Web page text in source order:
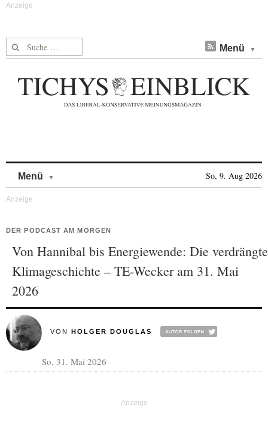
Suche nach: Menü
Menü So, 9. Aug 2026
DER PODCAST AM MORGEN
Von Hannibal bis Energiewende: Die verdrängte
Klimageschichte – TE-Wecker am 31. Mai
2026
VON HOLGER DOUGLAS
So, 31. Mai 2026